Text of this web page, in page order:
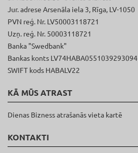
Jur. adrese Arsenāla iela 3, Rīga, LV-1050
PVN reģ. Nr. LV50003118721
Uzņ. reģ. Nr. 50003118721
Banka "Swedbank"
Bankas konts LV74HABA0551039293094
SWIFT kods HABALV22
KĀ MŪS ATRAST
Dienas Bizness atrašanās vieta kartē
KONTAKTI